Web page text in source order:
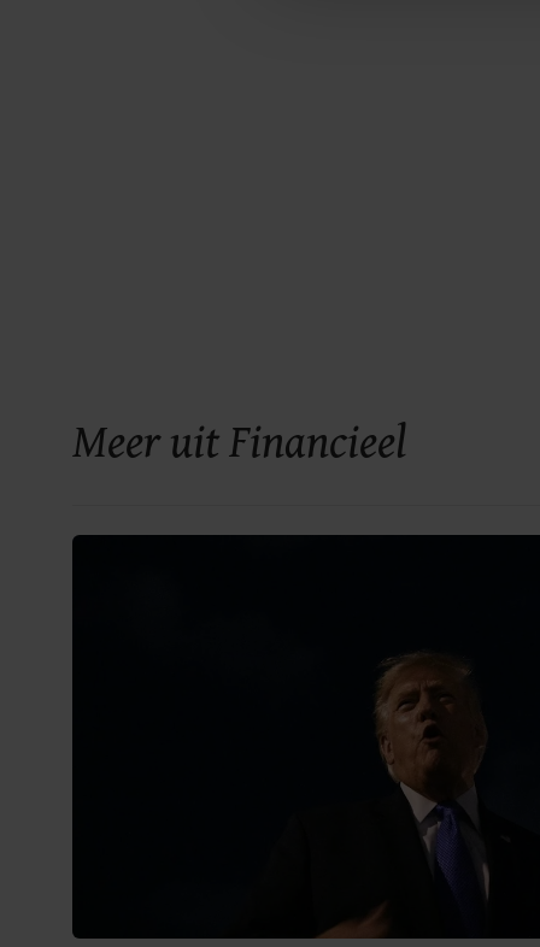
Meer uit Financieel